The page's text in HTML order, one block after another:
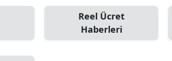
Reel Ücret
Haberleri